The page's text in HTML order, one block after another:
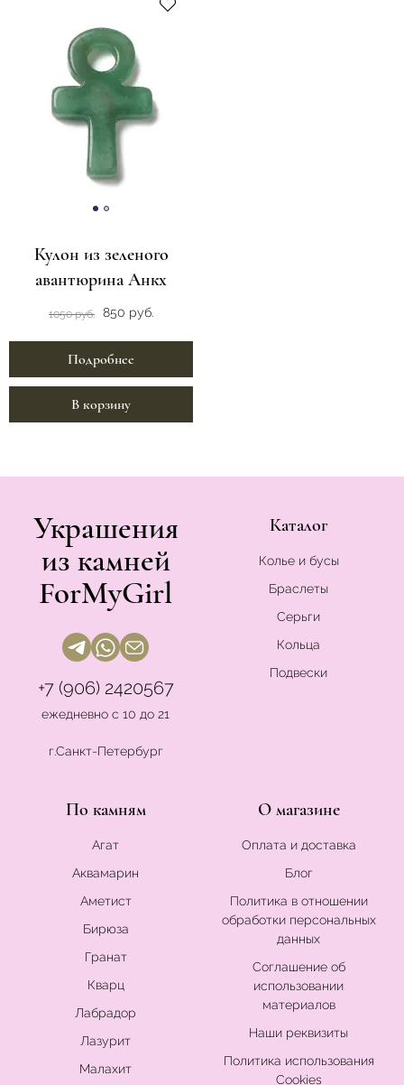
Кулон из зеленого
авантюрина Анкх
1050 руб. 850 руб.
Подробнее
В корзину
Украшения
из камней
ForMyGirl
+7 (906) 2420567
ежедневно с 10 до 21
г.Санкт-Петербург
Каталог
Колье и бусы
Браслеты
Серьги
Кольца
Подвески
По камням
Агат
Аквамарин
Аметист
Бирюза
Гранат
Кварц
Лабрадор
Лазурит
Малахит
О магазине
Оплата и доставка
Блог
Политика в отношении
обработки персональных
данных
Соглашение об
использовании
материалов
Наши реквизиты
Политика использования
Cookies